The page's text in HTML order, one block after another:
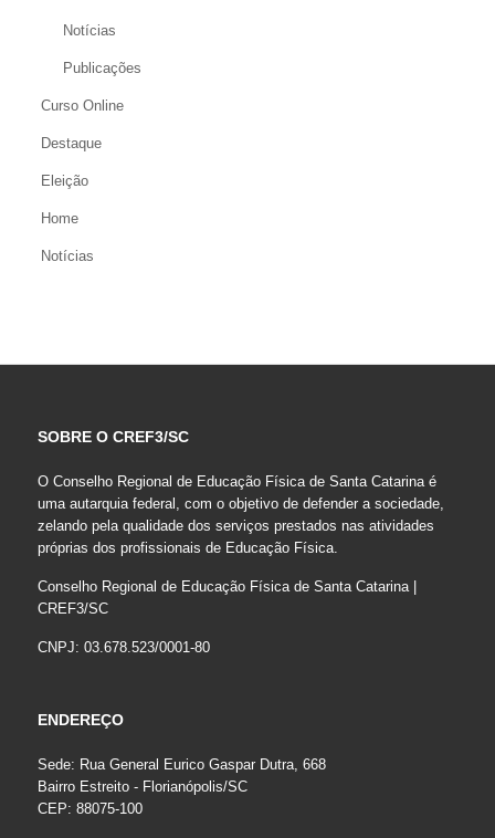
Notícias
Publicações
Curso Online
Destaque
Eleição
Home
Notícias
SOBRE O CREF3/SC
O Conselho Regional de Educação Física de Santa Catarina é
uma autarquia federal, com o objetivo de defender a sociedade,
zelando pela qualidade dos serviços prestados nas atividades
próprias dos profissionais de Educação Física.
Conselho Regional de Educação Física de Santa Catarina |
CREF3/SC
CNPJ: 03.678.523/0001-80
ENDEREÇO
Sede: Rua General Eurico Gaspar Dutra, 668
Bairro Estreito - Florianópolis/SC
CEP: 88075-100